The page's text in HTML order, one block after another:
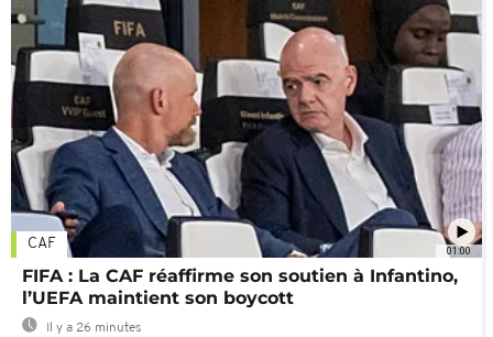
01:00
CAF
FIFA : La CAF réaffirme son soutien à Infantino,
l’UEFA maintient son boycott
Il y a 26 minutes